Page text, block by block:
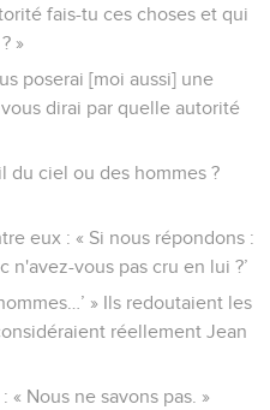
fais-tu ces choses et qui
»
poserai [moi aussi] une
dirai par quelle autorité
du ciel ou des hommes ?
eux : « Si nous répondons :
n'avez-vous pas cru en lui ?’
» Ils redoutaient les
réellement Jean
« Nous ne savons pas. »